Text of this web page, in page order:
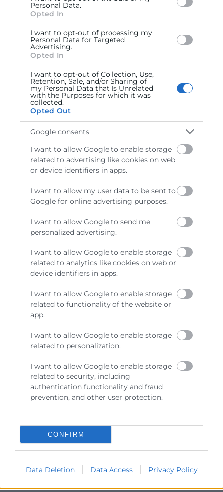
below specified purposes in below Google consent
section.
Personal Data.
Opted In
I want to opt-out of processing my
Personal Data for Targeted
Advertising.
Opted In
I want to opt-out of Collection, Use,
Retention, Sale, and/or Sharing of
my Personal Data that Is Unrelated
with the Purposes for which it was
collected.
Opted Out
Google consents
I want to allow Google to enable storage
related to advertising like cookies on web
or device identifiers in apps.
I want to allow my user data to be sent to
Google for online advertising purposes.
I want to allow Google to send me
personalized advertising.
I want to allow Google to enable storage
related to analytics like cookies on web or
device identifiers in apps.
I want to allow Google to enable storage
related to functionality of the website or
app.
I want to allow Google to enable storage
related to personalization.
I want to allow Google to enable storage
related to security, including
authentication functionality and fraud
prevention, and other user protection.
CONFIRM
Data Deletion Data Access Privacy Policy
el curso de la UIMP sobre
autonomía estratégica de Europa
Santander, 07/07/2026.- El presidente de Cámara
Valencia, José Vicente Morata, ha participado hoy
junto al catedrático de la London School of
Economics, Luis Garicano, la
LEER MÁS »
8 de julio de 2026
CaixaBank y Cámara Valencia
renuevan su convenio para
impulsar la financiación y la
valencianas
Valencia, 02/06/2026.- La directora territorial de
CaixaBank en la Comunitat Valenciana y Región de
3 de julio de 2026